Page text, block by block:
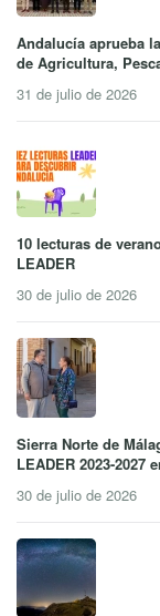
Andalucía aprueba
de Agricultura,
31 de julio de 2026
10 lecturas de
LEADER
30 de julio de 2026
Sierra Norte de
LEADER 2023-2027
30 de julio de 2026